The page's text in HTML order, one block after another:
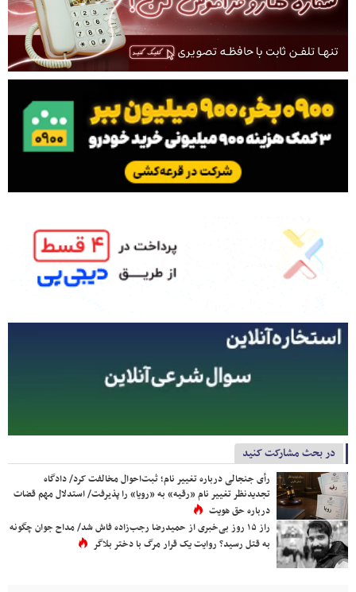
در بحث مشارکت کنید
رأی جنجالی درباره تغییر نام؛ ثبت‌احوال مخالفت کرد/ دادگاه
تجدیدنظر تغییر نام «رقیه» به «رویا» را پذیرفت/ استدلال مهم قضات
درباره حق هویت
راز ۱۵ روز بی‌خبری از حمیدرضا رجب‌زاده فاش شد/ مداح جوان چگونه
به قتل رسید؟ روایت یک قرار مرگ با دختر بلاگر